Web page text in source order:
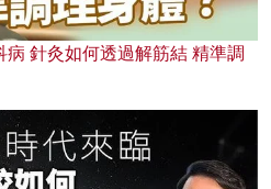
針灸如何透過解筋結 精準調